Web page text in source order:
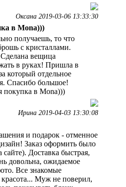
Оксана 2019-03-06 13:33:30
в Mona)))
получаешь, то что
с кристаллами.
Сделана вещица
в руках! Пришла в
который отдельное
Спасибо большое!
покупка в Mona)))
Ирина 2019-04-03 13:30:08
и подарок - отменное
Заказ оформить было
Доставка быстрая,
довольна, ожидаемое
Все знакомые
Муж не поверил,